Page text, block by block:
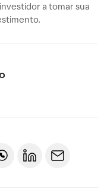
a tomar sua